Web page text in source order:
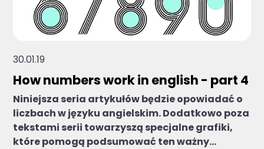
30.01.19
How numbers work in english - part 4
Niniejsza seria artykułów będzie opowiadać o
liczbach w języku angielskim. Dodatkowo poza
tekstami serii towarzyszą specjalne grafiki,
które pomogą podsumować ten ważny...